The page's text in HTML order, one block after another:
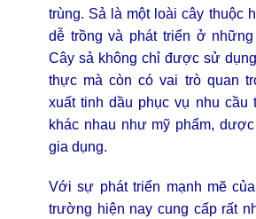
trùng. Sả là một loài cây thuộc
dễ trồng và phát triển ở
Cây sả không chỉ được sử
thực mà còn có vai trò quan
xuất tinh dầu phục vụ nhu cầu
khác nhau như mỹ phẩm,
gia dụng.
Với sự phát triển mạnh mẽ
trường hiện nay cung cấp rất